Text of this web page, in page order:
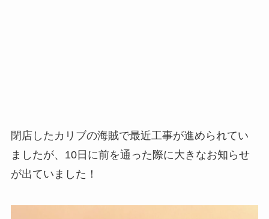
閉店したカリブの海賊で最近工事が進められてい
ましたが、10日に前を通った際に大きなお知らせ
が出ていました！